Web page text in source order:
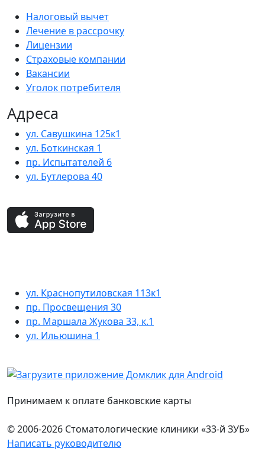
Налоговый вычет
Лечение в рассрочку
Лицензии
Страховые компании
Вакансии
Уголок потребителя
Адреса
ул. Савушкина 125к1
ул. Боткинская 1
пр. Испытателей 6
ул. Бутлерова 40
ул. Краснопутиловская 113к1
пр. Просвещения 30
пр. Маршала Жукова 33, к.1
ул. Ильюшина 1
Принимаем к оплате банковские карты
© 2006-2026 Стоматологические клиники «33-й ЗУБ»
Написать руководителю